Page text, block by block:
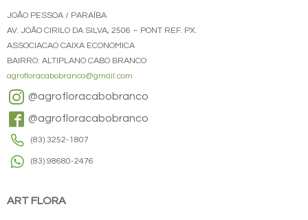
JOÃO PESSOA / PARAÍBA
AV. JOÃO CIRILO DA SILVA, 2506 – PONT REF. PX.
ASSOCIACAO CAIXA ECONOMICA
BAIRRO: ALTIPLANO CABO BRANCO
agrofloracabobranco@gmail.com
@agrofloracabobranco
@agrofloracabobranco
(83) 3252-1807
(83) 98680-2476
ART FLORA